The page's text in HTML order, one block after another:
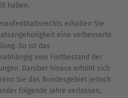
haben.
erhalten Sie
eine verbesserte
So ist das
vom Fortbestand der
Darüber hinaus erhöht sich
Sie das Bundesgebiet jedoch
folgende Jahre verlassen,